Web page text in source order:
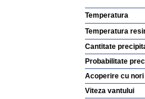
Temperatura
Temperatura
Cantitate
Probabilitate
Acoperire cu nori
Viteza vantului